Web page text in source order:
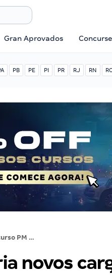
Gran Aprovados
PB PE PI PR RJ RN
Concurso PM PR: lei cria novos cargos na PM e Bombeiros!
novos